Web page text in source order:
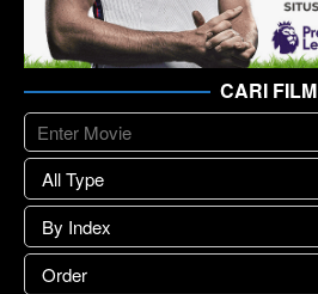
CARI FILM